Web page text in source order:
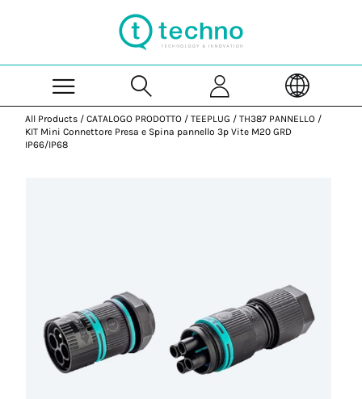
All Products / CATALOGO PRODOTTO / TEEPLUG / TH387 PANNELLO /
KIT Mini Connettore Presa e Spina pannello 3p Vite M20 GRD
IP66/IP68